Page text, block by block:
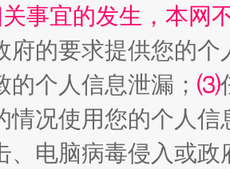
段成刚被判无期 从幼
事宜的发生，本网
府的要求提供您的个
的个人信息泄漏； ⑶
情况使用您的个人
、电脑病毒侵入或